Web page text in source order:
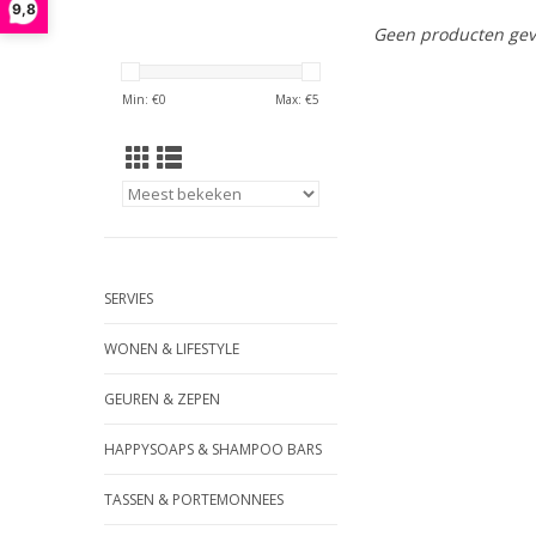
9,8
Min: €0 Max: €5
SERVIES
WONEN & LIFESTYLE
GEUREN & ZEPEN
HAPPYSOAPS & SHAMPOO BARS
TASSEN & PORTEMONNEES
Geen producten